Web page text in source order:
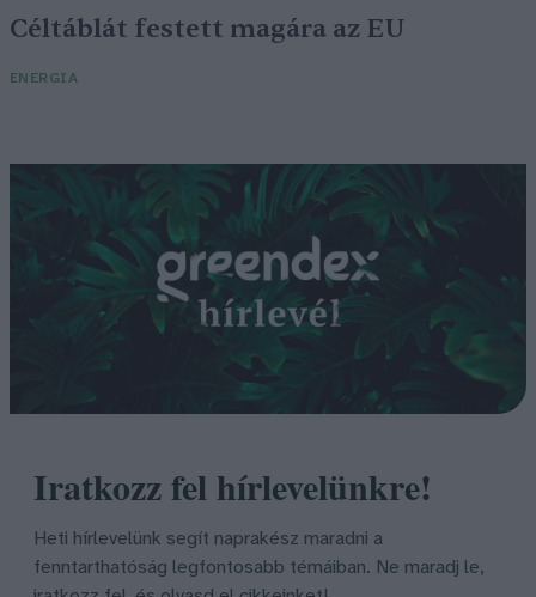
Céltáblát festett magára az EU
ENERGIA
Iratkozz fel hírlevelünkre!
Heti hírlevelünk segít naprakész maradni a
fenntarthatóság legfontosabb témáiban. Ne maradj le,